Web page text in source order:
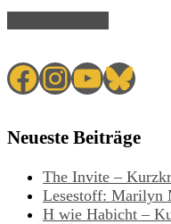
Facebook
Instagram
YouTube
Neueste Beiträge
The Invite –
Lesestoff: Marilyn
H wie Habicht –